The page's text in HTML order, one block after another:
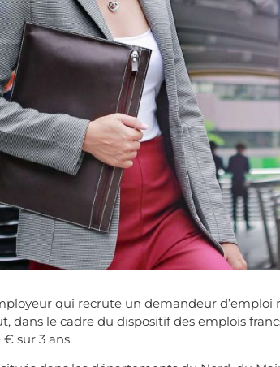
qui recrute un demandeur
dans le cadre du dispositif des emplois
sur 3 ans.